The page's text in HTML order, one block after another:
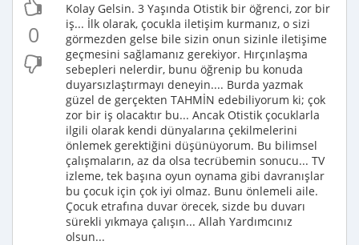
0
Kolay Gelsin. 3 Yaşında Otistik bir öğrenci, zor bir
iş... İlk olarak, çocukla iletişim kurmanız, o sizi
görmezden gelse bile sizin onun sizinle iletişime
geçmesini sağlamanız gerekiyor. Hırçınlaşma
sebepleri nelerdir, bunu öğrenip bu konuda
duyarsızlaştırmayı deneyin.... Burda yazmak
güzel de gerçekten TAHMİN edebiliyorum ki; çok
zor bir iş olacaktır bu... Ancak Otistik çocuklarla
ilgili olarak kendi dünyalarına çekilmelerini
önlemek gerektiğini düşünüyorum. Bu bilimsel
çalışmaların, az da olsa tecrübemin sonucu... TV
izleme, tek başına oyun oynama gibi davranışlar
bu çocuk için çok iyi olmaz. Bunu önlemeli aile.
Çocuk etrafına duvar örecek, sizde bu duvarı
sürekli yıkmaya çalışın... Allah Yardımcınız
olsun...